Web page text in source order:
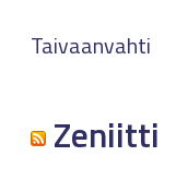
Taivaanvahti
Zeniitti